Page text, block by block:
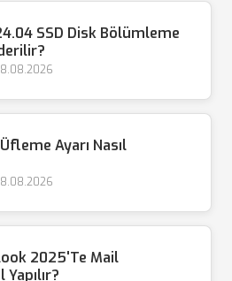
SSD Disk Bölümleme
Ayarı Nasıl
2025'te Mail